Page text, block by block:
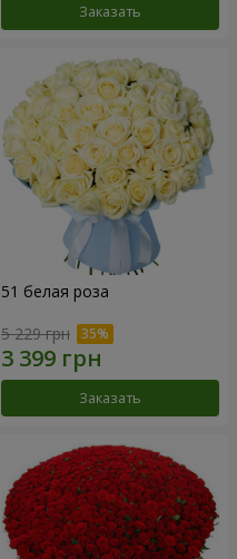
Заказать
51 белая роза
5 229 грн
Заказать